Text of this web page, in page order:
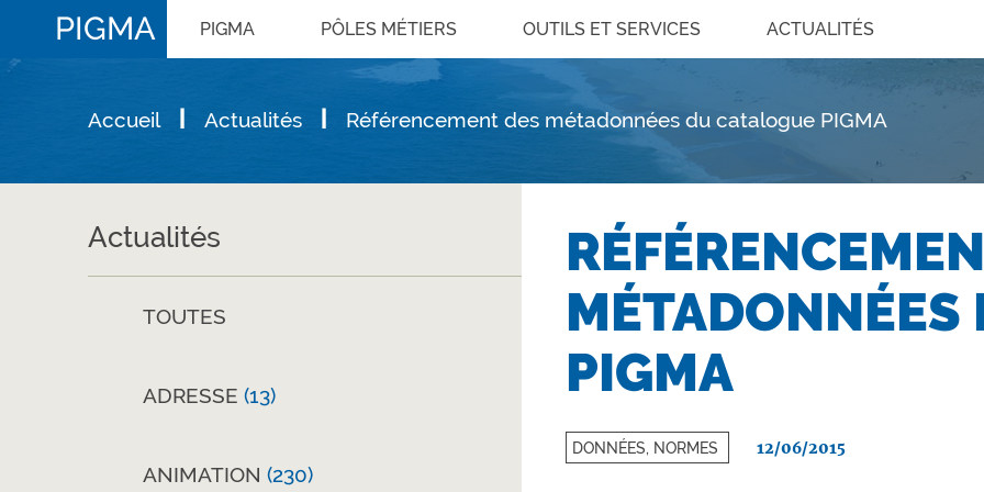
PIGMA PIGMA PÔLES MÉTIERS OUTILS ET SERVICES ACTUALITÉS
Accueil Actualités Référencement des métadonnées du catalogue PIGMA
Actualités
TOUTES
ADRESSE (13)
ANIMATION (230)
MÉTADONNÉES
PIGMA
DONNÉES, NORMES 12/06/2015